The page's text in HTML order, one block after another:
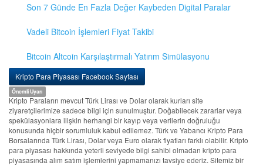
Son 7 Günde En Fazla Değer Kaybeden Digital Paralar
Vadeli Bitcoin İşlemleri Fiyat Takibi
Bitcoin Altcoin Karşılaştırmalı Yatırım Simülasyonu
Kripto Para Piyasası Facebook Sayfası
Önemli Uyarı
Kripto Paraların mevcut Türk Lirası ve Dolar olarak kurları site
ziyaretçilerimize sadece bilgi için sunulmuştur. Doğabilecek zararlar veya
spekülasyonlara ilişkin herhangi bir kayıp veya verilerin doğruluğu
konusunda hiçbir sorumluluk kabul edilemez. Türk ve Yabancı Kripto Para
Borsalarında Türk Lirası, Dolar veya Euro olarak fiyatları farklı olabilir. Kripto
para piyasası hakkında yeterli seviyede bilgi sahibi olmadan kripto para
piyasasında alım satım işlemlerini yapmamanızı tavsiye ederiz. Sitemiz bir